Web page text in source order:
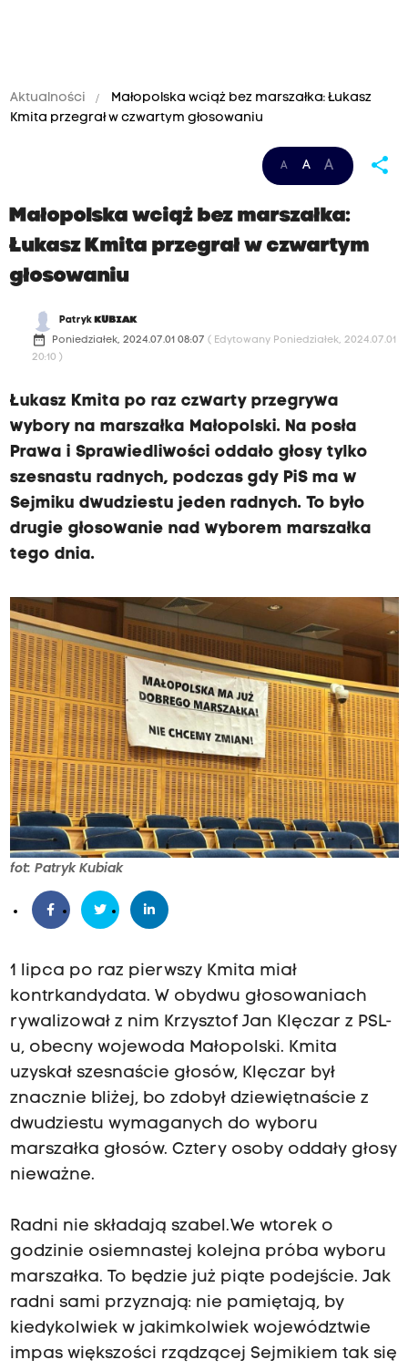
Aktualności
Małopolska wciąż bez marszałka: Łukasz
Kmita przegrał w czwartym głosowaniu
A A A share
Małopolska wciąż bez marszałka:
Łukasz Kmita przegrał w czwartym
głosowaniu
Patryk KUBIAK
date_range Poniedziałek, 2024.07.01 08:07 ( Edytowany Poniedziałek, 2024.07.01
20:10 )
Łukasz Kmita po raz czwarty przegrywa
wybory na marszałka Małopolski. Na posła
Prawa i Sprawiedliwości oddało głosy tylko
szesnastu radnych, podczas gdy PiS ma w
Sejmiku dwudziestu jeden radnych. To było
drugie głosowanie nad wyborem marszałka
tego dnia.
fot: Patryk Kubiak
1 lipca po raz pierwszy Kmita miał
kontrkandydata. W obydwu głosowaniach
rywalizował z nim Krzysztof Jan Klęczar z PSL-
u, obecny wojewoda Małopolski. Kmita
uzyskał szesnaście głosów, Klęczar był
znacznie bliżej, bo zdobył dziewiętnaście z
dwudziestu wymaganych do wyboru
marszałka głosów. Cztery osoby oddały głosy
nieważne.
Radni nie składają szabel. We wtorek o
godzinie osiemnastej kolejna próba wyboru
marszałka. To będzie już piąte podejście. Jak
radni sami przyznają: nie pamiętają, by
kiedykolwiek w jakimkolwiek województwie
impas większości rządzącej Sejmikiem tak się